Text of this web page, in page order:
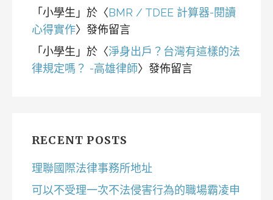
「 小學生 」於〈BMR / TDEE 計算器-閱讀
心得實作〉發佈留言
「 小學生 」於〈淨身出戶？台灣有這樣的法
律規定嗎？ -高雄律師〉發佈留言
RECENT POSTS
理聯國際法律事務所地址
可以不受理一次不法侵害行為的職場霸凌申